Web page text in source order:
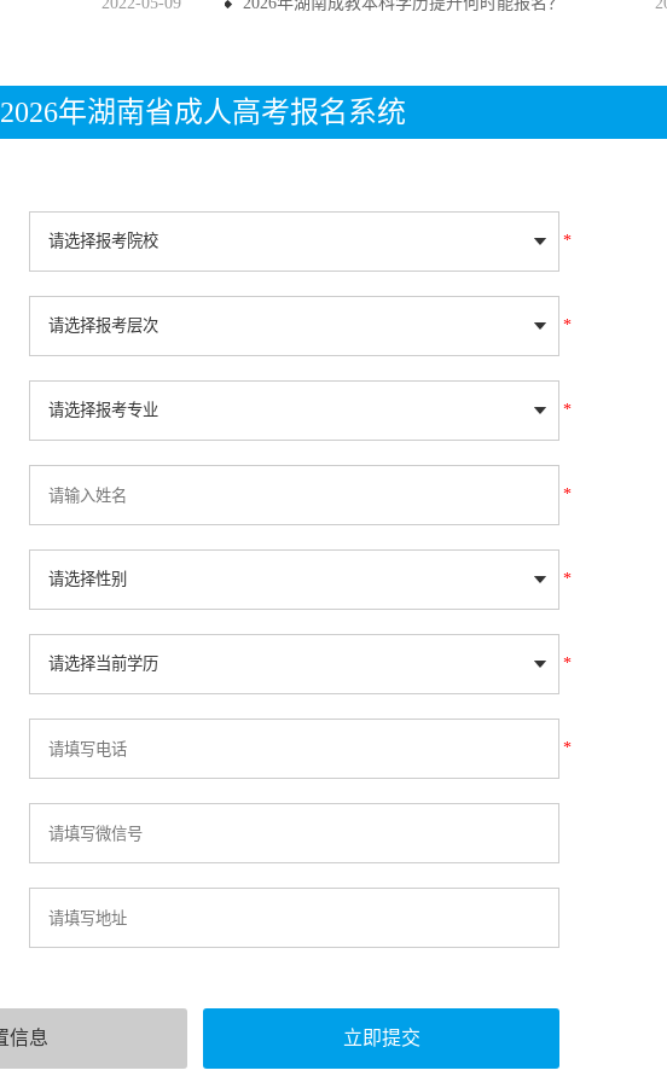
2026年湖南省成人高考报名系统
*
*
*
*
*
*
*